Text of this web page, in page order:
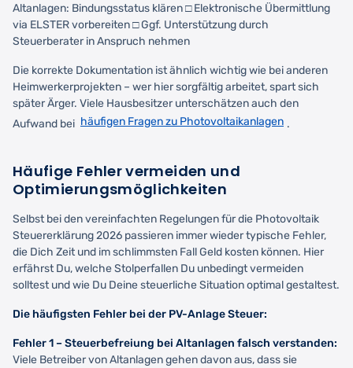
Altanlagen: Bindungsstatus klären □ Elektronische Übermittlung
via ELSTER vorbereiten □ Ggf. Unterstützung durch
Steuerberater in Anspruch nehmen
Die korrekte Dokumentation ist ähnlich wichtig wie bei anderen
Heimwerkerprojekten – wer hier sorgfältig arbeitet, spart sich
später Ärger. Viele Hausbesitzer unterschätzen auch den
Aufwand bei häufigen Fragen zu Photovoltaikanlagen .
Häufige Fehler vermeiden und
Optimierungsmöglichkeiten
Selbst bei den vereinfachten Regelungen für die Photovoltaik
Steuererklärung 2026 passieren immer wieder typische Fehler,
die Dich Zeit und im schlimmsten Fall Geld kosten können. Hier
erfährst Du, welche Stolperfallen Du unbedingt vermeiden
solltest und wie Du Deine steuerliche Situation optimal gestaltest.
Die häufigsten Fehler bei der PV-Anlage Steuer:
Fehler 1 – Steuerbefreiung bei Altanlagen falsch verstanden:
Viele Betreiber von Altanlagen gehen davon aus, dass sie